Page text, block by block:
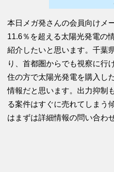
本日メガ発さんの会員向けメ
11.6％を超える太陽光発電の
紹介したいと思います。千葉
り、首都圏からでも視察に行
住の方で太陽光発電を購入し
情報だと思います。出力抑制
る案件はすぐに売れてしまう
はまずは詳細情報の問い合わ